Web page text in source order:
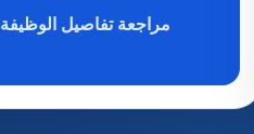
مراجعة تفاصيل الوظيفة